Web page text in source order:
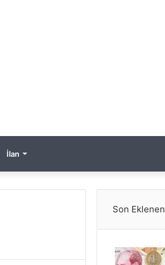
İlan
Son Eklenen